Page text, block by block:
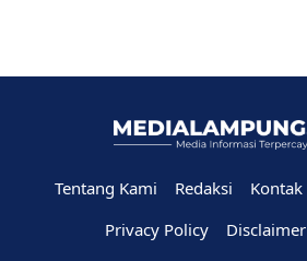
Tentang Kami Redaksi Kontak
Privacy Policy
Disclaimer